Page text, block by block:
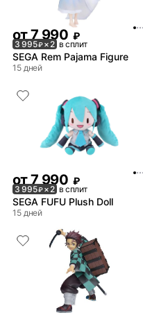
от7 990 ₽
3 995₽× 2 в сплит
SEGA Rem Pajama Figure
15 дней
от7 990 ₽
3 995₽× 2 в сплит
SEGA FUFU Plush Doll
15 дней